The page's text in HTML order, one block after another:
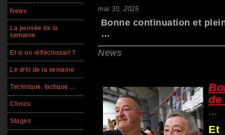
News
La pensée de la
semaine
Et si on réfléchissait ?
Le drill de la semaine
Technique, tactique ...
Clinics
Stages
mai 30, 2025
Bonne continuation et
…
News
de
…
Et